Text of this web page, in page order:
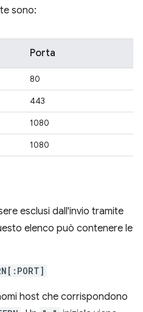
sono:
Porta
80
443
1080
1080
esclusi dall'invio tramite
elenco può contenere le
host che corrispondono